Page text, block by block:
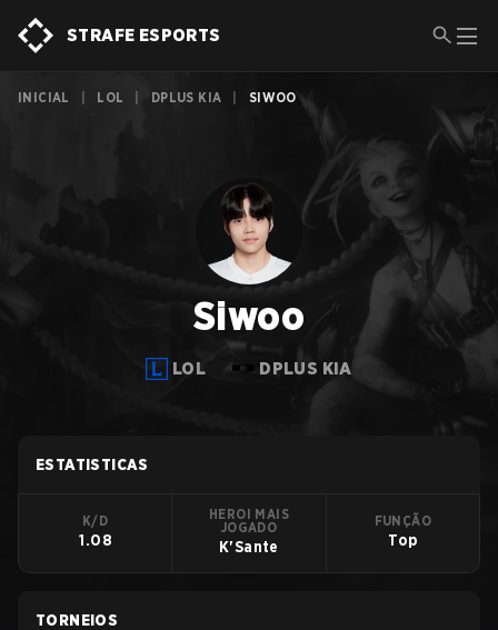
STRAFE ESPORTS
INICIAL LOL DPLUS KIA SIWOO
Siwoo
LOL DPLUS KIA
ESTATISTICAS
K/D
1.08
HEROI MAIS
JOGADO
K'Sante
FUNÇÃO
Top
TORNEIOS